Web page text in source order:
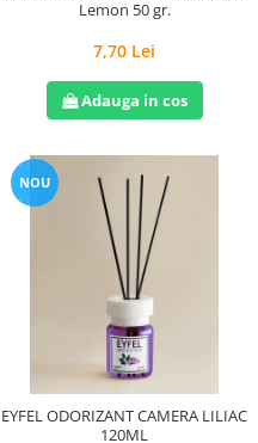
Lemon 50 gr.
7,70 Lei
Adauga in cos
NOU
EYFEL ODORIZANT CAMERA LILIAC
120ML